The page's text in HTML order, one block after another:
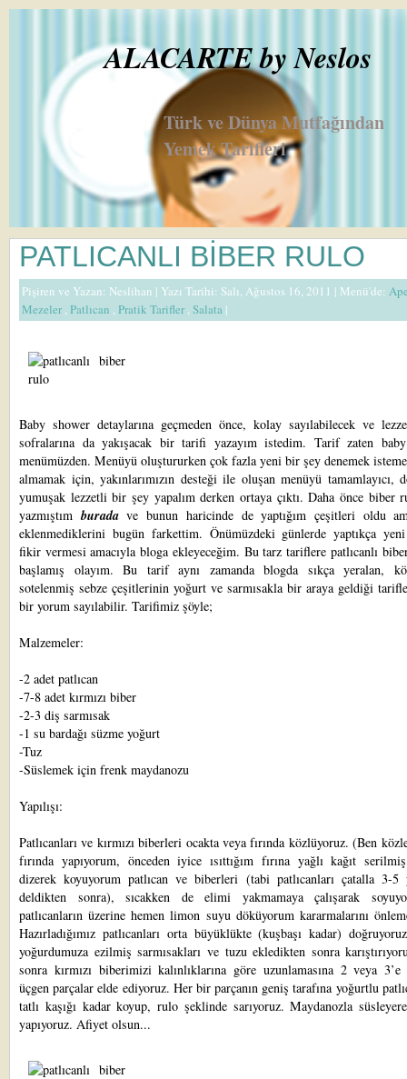
ALACARTE by Neslos
Türk ve Dünya Mutfağından
Yemek Tarifleri
PATLICANLI BİBER RULO
Pişiren ve Yazan: Neslihan | Yazı Tarihi: Salı, Ağustos 16, 2011 | Menü'de:
Mezeler,Patlıcan ,Pratik Tarifler,Salata |
Baby shower detaylarına geçmeden önce, kolay sayılabilecek ve
sofralarına da yakışacak bir tarifi yazayım istedim. Tarif zaten
menümüzden. Menüyü oluştururken çok fazla yeni bir şey denemek
almamak için, yakınlarımızın desteği ile oluşan menüyü tamamlayıcı,
yumuşak lezzetli bir şey yapalım derken ortaya çıktı. Daha önce biber
yazmıştım buradave bunun haricinde de yaptığım çeşitleri oldu
eklenmediklerini bugün farkettim. Önümüzdeki günlerde yaptıkça
fikir vermesi amacıyla bloga ekleyeceğim. Bu tarz tariflere patlıcanlı
başlamış olayım. Bu tarif aynı zamanda blogda sıkça yeralan,
sotelenmiş sebze çeşitlerinin yoğurt ve sarmısakla bir araya geldiği
bir yorum sayılabilir. Tarifimiz şöyle;
Malzemeler:
-2 adet patlıcan
-7-8 adet kırmızı biber
-2-3 diş sarmısak
-1 su bardağı süzme yoğurt
-Tuz
-Süslemek için frenk maydanozu
Yapılışı:
Patlıcanları ve kırmızı biberleri ocakta veya fırında közlüyoruz. (Ben
fırında yapıyorum, önceden iyice ısıttığım fırına yağlı kağıt
dizerek koyuyorum patlıcan ve biberleri (tabi patlıcanları çatalla 3-5
deldikten sonra), sıcakken de elimi yakmamaya çalışarak
patlıcanların üzerine hemen limon suyu döküyorum kararmalarını
Hazırladığımız patlıcanları orta büyüklükte (kuşbaşı kadar)
yoğurdumuza ezilmiş sarmısakları ve tuzu ekledikten sonra
sonra kırmızı biberimizi kalınlıklarına göre uzunlamasına 2 veya 3’e
üçgen parçalar elde ediyoruz. Her bir parçanın geniş tarafına yoğurtlu
tatlı kaşığı kadar koyup, rulo şeklinde sarıyoruz. Maydanozla
yapıyoruz. Afiyet olsun...